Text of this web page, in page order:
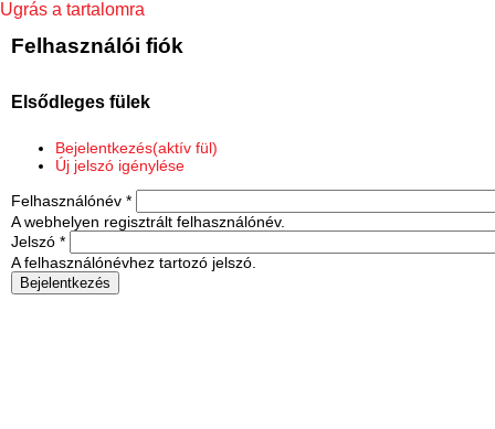
Ugrás a tartalomra
Felhasználói fiók
Elsődleges fülek
Bejelentkezés(aktív fül)
Új jelszó igénylése
Felhasználónév *
A webhelyen regisztrált felhasználónév.
Jelszó *
A felhasználónévhez tartozó jelszó.